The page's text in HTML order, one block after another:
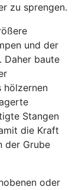
zu sprengen.
und der
Daher baute
hölzernen
Stangen
die Kraft
der Grube
oder